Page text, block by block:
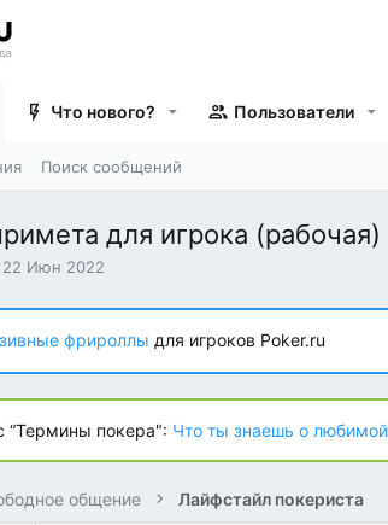
Что нового? Пользователи
Поиск сообщений
для игрока (рабочая)
Д
т
н
а
ч
л
а
22 Июн 2022
фрироллы для игроков Poker.ru
“Термины покера": Что ты знаешь о
общение Лайфстайл покериста